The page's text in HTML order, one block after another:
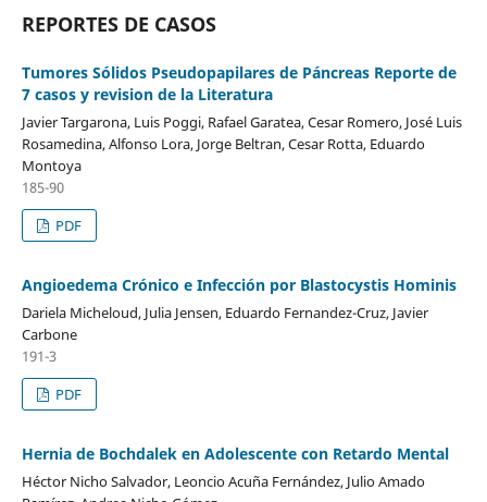
REPORTES DE CASOS
Tumores Sólidos Pseudopapilares de Páncreas Reporte de
7 casos y revision de la Literatura
Javier Targarona, Luis Poggi, Rafael Garatea, Cesar Romero, José Luis
Rosamedina, Alfonso Lora, Jorge Beltran, Cesar Rotta, Eduardo
Montoya
185-90
PDF
Angioedema Crónico e Infección por Blastocystis Hominis
Dariela Micheloud, Julia Jensen, Eduardo Fernandez-Cruz, Javier
Carbone
191-3
PDF
Hernia de Bochdalek en Adolescente con Retardo Mental
Héctor Nicho Salvador, Leoncio Acuña Fernández, Julio Amado